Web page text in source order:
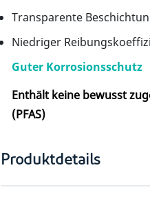
Transparente
Niedriger
Guter Korrosionsschutz
Enthält keine bewusst
(PFAS)
Produktdetails